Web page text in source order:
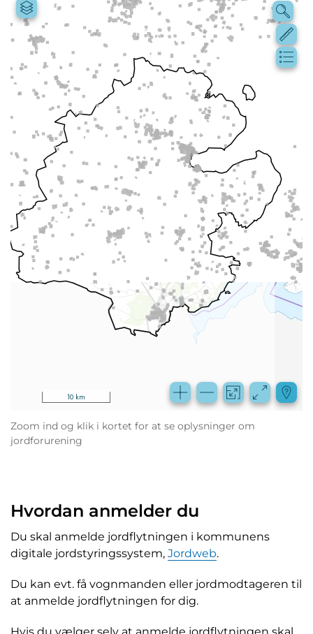
Zoom ind og klik i kortet for at se oplysninger om
jordforurening
Hvordan anmelder du
Du skal anmelde jordflytningen i kommunens
digitale jordstyringssystem, Jordweb.
Du kan evt. få vognmanden eller jordmodtageren til
at anmelde jordflytningen for dig.